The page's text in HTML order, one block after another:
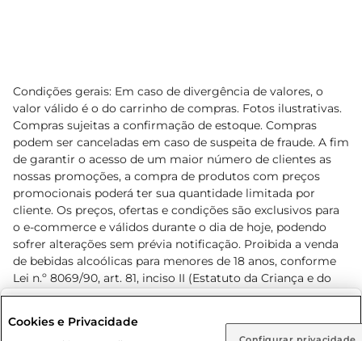
Condições gerais: Em caso de divergência de valores, o
valor válido é o do carrinho de compras. Fotos ilustrativas.
Compras sujeitas a confirmação de estoque. Compras
podem ser canceladas em caso de suspeita de fraude. A fim
de garantir o acesso de um maior número de clientes as
nossas promoções, a compra de produtos com preços
promocionais poderá ter sua quantidade limitada por
cliente. Os preços, ofertas e condições são exclusivos para
o e-commerce e válidos durante o dia de hoje, podendo
sofrer alterações sem prévia notificação. Proibida a venda
de bebidas alcoólicas para menores de 18 anos, conforme
Lei n.º 8069/90, art. 81, inciso II (Estatuto da Criança e do
Adolescente). Preços e condições exclusivos para o
prévio. O valor mínimo para as compras on-line é de R$
Cookies e Privacidade